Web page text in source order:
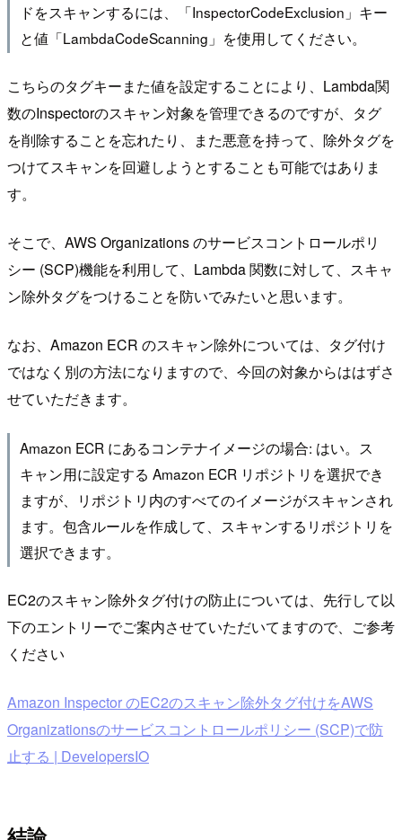
ドをスキャンするには、「InspectorCodeExclusion」キー
と値「LambdaCodeScanning」を使用してください。
こちらのタグキーまた値を設定することにより、Lambda関
数のInspectorのスキャン対象を管理できるのですが、タグ
を削除することを忘れたり、また悪意を持って、除外タグを
つけてスキャンを回避しようとすることも可能ではありま
す。
そこで、AWS Organizations のサービスコントロールポリ
シー (SCP)機能を利用して、Lambda 関数に対して、スキャ
ン除外タグをつけることを防いでみたいと思います。
なお、Amazon ECR のスキャン除外については、タグ付け
ではなく別の方法になりますので、今回の対象からははずさ
せていただきます。
Amazon ECR にあるコンテナイメージの場合: はい。ス
キャン用に設定する Amazon ECR リポジトリを選択でき
ますが、リポジトリ内のすべてのイメージがスキャンされ
ます。包含ルールを作成して、スキャンするリポジトリを
選択できます。
EC2のスキャン除外タグ付けの防止については、先行して以
下のエントリーでご案内させていただいてますので、ご参考
ください
Amazon Inspector のEC2のスキャン除外タグ付けをAWS
Organizationsのサービスコントロールポリシー (SCP)で防
止する | DevelopersIO